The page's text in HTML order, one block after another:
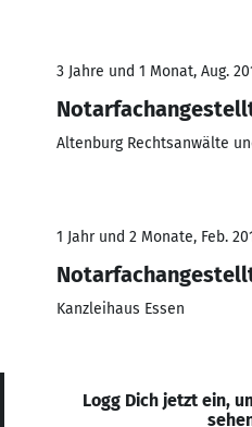
3 Jahre und 1 Monat, Aug.
Altenburg Rechtsanwälte
1 Jahr und 2 Monate, Feb.
Kanzleihaus Essen
Logg Dich jetzt ein,